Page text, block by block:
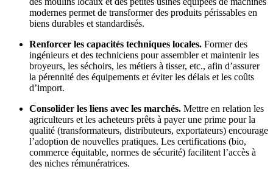
modernes permet de transformer des produits périssables en
biens durables et standardisés.
Renforcer les capacités techniques locales. Former des
ingénieurs et des techniciens pour assembler et maintenir les
broyeurs, les séchoirs, les métiers à tisser, etc., afin d’assurer
la pérennité des équipements et éviter les délais et les coûts
d’import.
Consolider les liens avec les marchés. Mettre en relation les
agriculteurs et les acheteurs prêts à payer une prime pour la
qualité (transformateurs, distributeurs, exportateurs) encourage
l’adoption de nouvelles pratiques. Les certifications (bio,
commerce équitable, normes de sécurité) facilitent l’accès à
des niches rémunératrices.